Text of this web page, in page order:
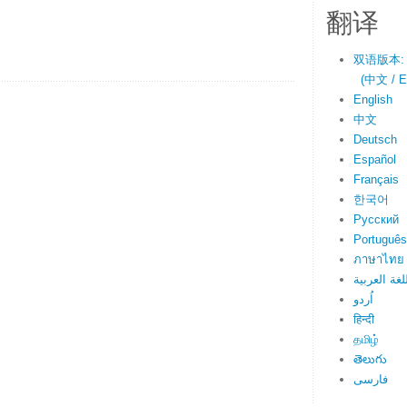
翻译
双语版本:
(中文 /
English
中文
Deutsch
Español
Français
한국어
Русский
Português
ภาษาไทย
العربية
اُردو
हिन्दी
தமிழ்
తెలుగు
فارسی